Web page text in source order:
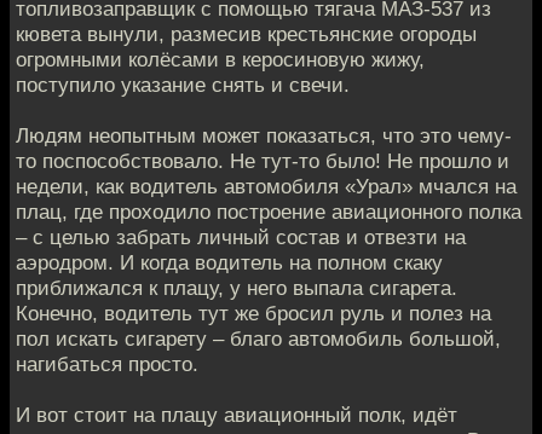
топливозаправщик с помощью тягача МАЗ-537 из
кювета вынули, размесив крестьянские огороды
огромными колёсами в керосиновую жижу,
поступило указание снять и свечи.
Людям неопытным может показаться, что это чему-
то поспособствовало. Не тут-то было! Не прошло и
недели, как водитель автомобиля «Урал» мчался на
плац, где проходило построение авиационного полка
– с целью забрать личный состав и отвезти на
аэродром. И когда водитель на полном скаку
приближался к плацу, у него выпала сигарета.
Конечно, водитель тут же бросил руль и полез на
пол искать сигарету – благо автомобиль большой,
нагибаться просто.
И вот стоит на плацу авиационный полк, идёт